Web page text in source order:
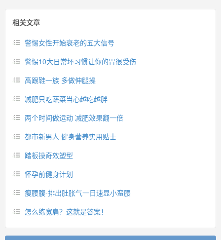
相关文章
警惕女性开始衰老的五大信号
警惕10大日常坏习惯让你的胃很受伤
高跟鞋一族 多做伸腿操
减肥只吃蔬菜当心越吃越胖
两个时间做运动 减肥效果翻一倍
都市新男人 健身营养实用贴士
踏板操奇效塑型
怀孕前健身计划
瘦腰腹-排出肚胀气一日速显小蛮腰
怎么练宽肩？这就是答案！